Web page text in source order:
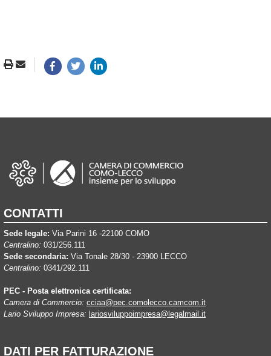
CONTATTI
Sede legale: Via Parini 16 -22100 COMO
Centralino: 031/256.111
Sede secondaria: Via Tonale 28/30 - 23900 LECCO
Centralino: 0341/292.111
PEC - Posta elettronica certificata:
Camera di Commercio: cciaa@pec.comolecco.camcom.it
Lario Sviluppo Impresa: lariosviluppoimpresa@legalmail.it
DATI PER FATTURAZIONE